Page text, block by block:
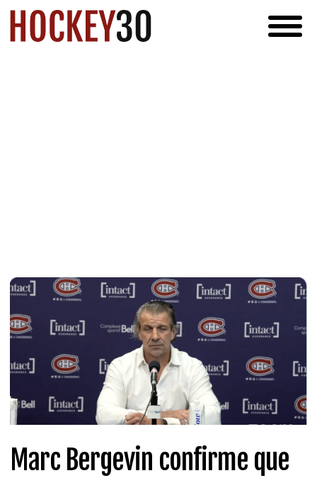
Marc Bergevin confirme que